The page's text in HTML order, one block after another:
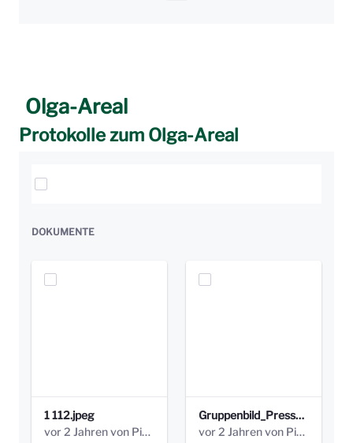
Olga-Areal
Protokolle zum Olga-Areal
Elemente auswählen
DOKUMENTE
1 112.jpeg
vor 2 Jahren von Pia Guthardt
Gruppenbild_Presse.jpeg
vor 2 Jahren von Pia Guthardt